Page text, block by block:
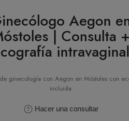
Aegon
| Consulta +
intravaginal
ginecología con Aegon en Móstoles con
incluida
Hacer una consultar